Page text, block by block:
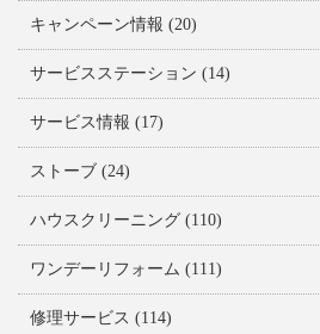
キャンペーン情報 (20)
サービスステーション (14)
サービス情報 (17)
ストーブ (24)
ハウスクリーニング (110)
ワンデーリフォーム (111)
修理サービス (114)